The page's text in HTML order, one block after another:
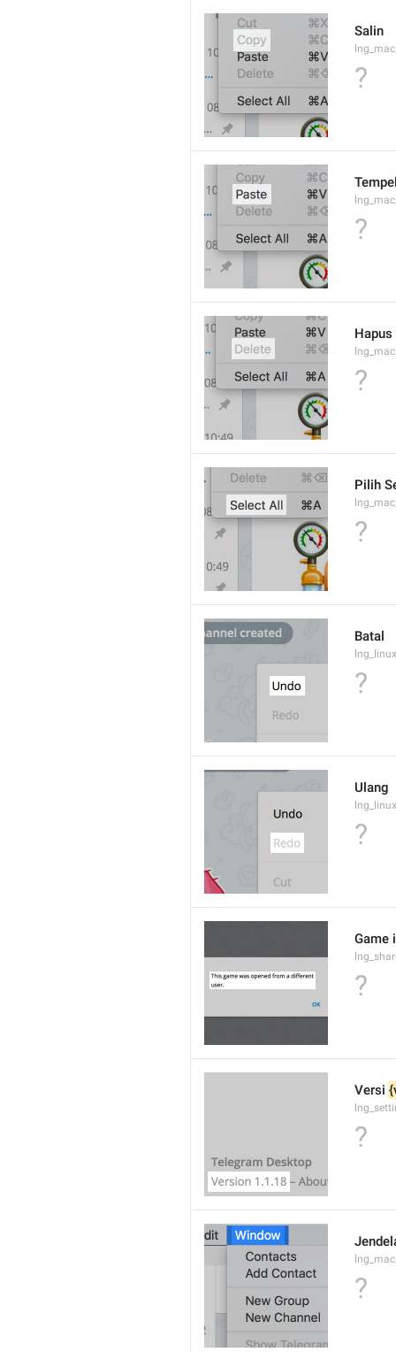
Salin
?
?
Hapus
?
Pilih
?
Batal
?
Ulang
?
Game
?
Versi
?
?